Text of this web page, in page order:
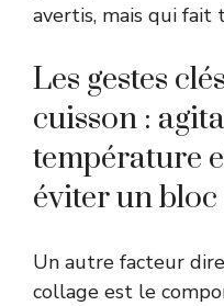
avertis, mais qui fait
Les gestes
cuisson :
température
éviter un
Un autre facteur
collage est le